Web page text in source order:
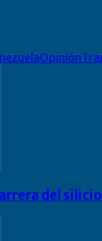
Opinión
del